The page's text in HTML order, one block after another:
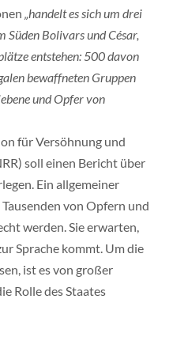
„handelt es sich um drei
Süden Bolivars und César,
entstehen: 500 davon
bewaffneten Gruppen
und Opfer von
für Versöhnung und
soll einen Bericht über
Ein allgemeiner
von Opfern und
werden. Sie erwarten,
Sprache kommt. Um die
ist es von großer
Rolle des Staates